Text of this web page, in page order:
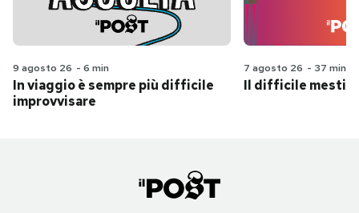
9 agosto 26 - 6 min
In viaggio è sempre più difficile
improvvisare
7 agosto 26 - 37 min
Il difficile